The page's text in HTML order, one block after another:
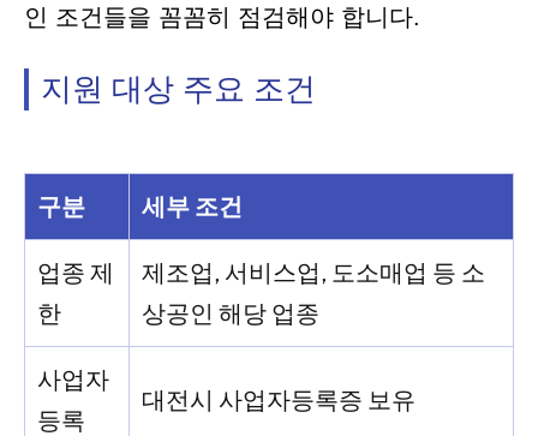
인 조건들을 꼼꼼히 점검해야 합니다.
지원 대상 주요 조건
구분 세부 조건
업종 제
한
제조업, 서비스업, 도소매업 등 소
상공인 해당 업종
사업자
등록
대전시 사업자등록증 보유